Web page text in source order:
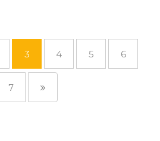
3 4 5 6
7